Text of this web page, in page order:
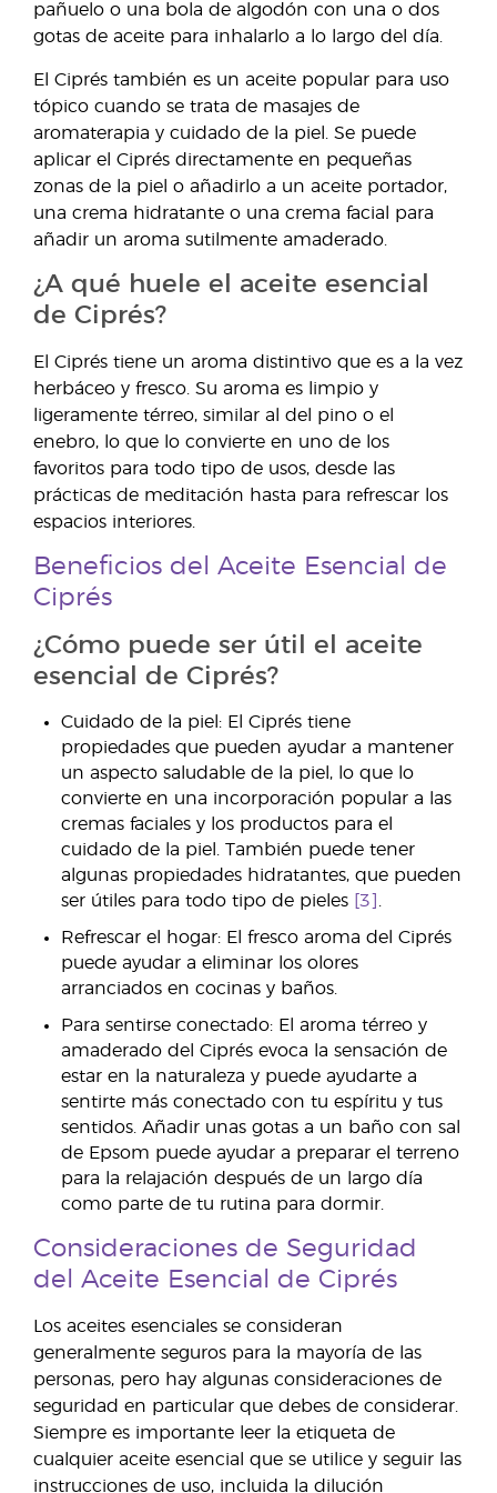
pañuelo o una bola de algodón con una o dos
gotas de aceite para inhalarlo a lo largo del día.
El Ciprés también es un aceite popular para uso
tópico cuando se trata de masajes de
aromaterapia y cuidado de la piel. Se puede
aplicar el Ciprés directamente en pequeñas
zonas de la piel o añadirlo a un aceite portador,
una crema hidratante o una crema facial para
añadir un aroma sutilmente amaderado.
¿A qué huele el aceite esencial
de Ciprés?
El Ciprés tiene un aroma distintivo que es a la vez
herbáceo y fresco. Su aroma es limpio y
ligeramente térreo, similar al del pino o el
enebro, lo que lo convierte en uno de los
favoritos para todo tipo de usos, desde las
prácticas de meditación hasta para refrescar los
espacios interiores.
Beneficios del Aceite Esencial de
Ciprés
¿Cómo puede ser útil el aceite
esencial de Ciprés?
Cuidado de la piel: El Ciprés tiene
propiedades que pueden ayudar a mantener
un aspecto saludable de la piel, lo que lo
convierte en una incorporación popular a las
cremas faciales y los productos para el
cuidado de la piel. También puede tener
algunas propiedades hidratantes, que pueden
ser útiles para todo tipo de pieles
[3] .
Refrescar el hogar: El fresco aroma del Ciprés
puede ayudar a eliminar los olores
arranciados en cocinas y baños.
Para sentirse conectado: El aroma térreo y
amaderado del Ciprés evoca la sensación de
estar en la naturaleza y puede ayudarte a
sentirte más conectado con tu espíritu y tus
sentidos. Añadir unas gotas a un baño con sal
de Epsom puede ayudar a preparar el terreno
para la relajación después de un largo día
como parte de tu rutina para dormir.
Consideraciones de Seguridad
del Aceite Esencial de Ciprés
Los aceites esenciales se consideran
generalmente seguros para la mayoría de las
personas, pero hay algunas consideraciones de
seguridad en particular que debes de considerar.
Siempre es importante leer la etiqueta de
cualquier aceite esencial que se utilice y seguir las
instrucciones de uso, incluida la dilución